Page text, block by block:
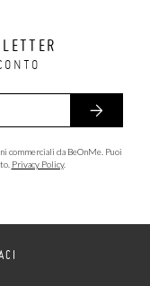
commerciali da BeOnMe. Puoi
Privacy Policy.